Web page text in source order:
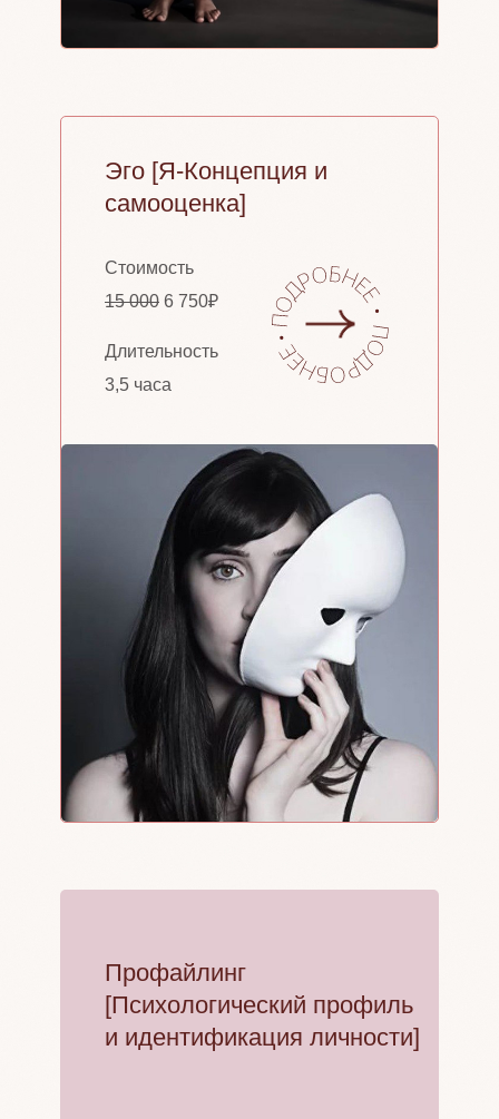
Стоимость
Длительность
3,5 часа
Профайлинг
[Психологический профиль
и идентификация личности]
Эго [Я-Концепция и
самооценка]
15 000 6 750₽